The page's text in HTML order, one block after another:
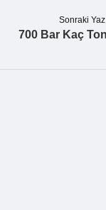
Sonraki
700 Bar Kaç